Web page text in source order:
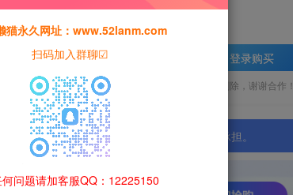
钻石会员免费
登录购买
整理而来，仅供学习研究使用，请在下载后24h内删除，谢谢合作！
于 24 小时内删除，违规后果由使用者自行承担。
猫永久网址：www.52lanm.com
扫码加入群聊☑
问题请加客服QQ：12225150